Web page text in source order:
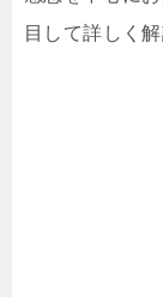
目して詳しく